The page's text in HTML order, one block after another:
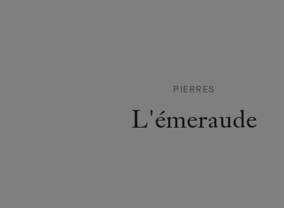
PIERRES
L'émeraude